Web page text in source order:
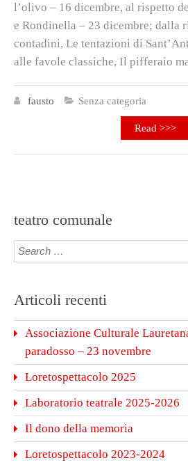
l’olivo – 16 dicembre, al rispetto
e Rondinella – 23 dicembre; dalla
contadini, Le tentazioni di
alle favole classiche, Il pifferaio
fausto Senza categoria
Read >>>
teatro comunale
Articoli recenti
Associazione Culturale
paradosso – 23 novembre
Loretospettacolo 2025
Laboratorio teatrale 2025-2026
Il dono della memoria
Loretospettacolo 2023-2024